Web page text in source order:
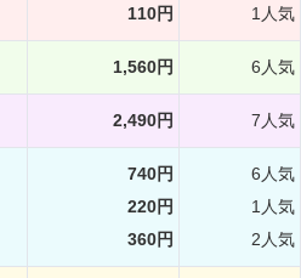
110円
1人気
1,560円 6人気
2,490円 7人気
740円
220円
360円
6人気
1人気
2人気